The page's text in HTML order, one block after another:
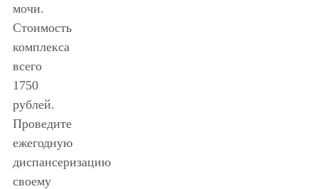
мочи.
Стоимость
комплекса
всего
1750
рублей.
Проведите
ежегодную
диспансеризацию
своему